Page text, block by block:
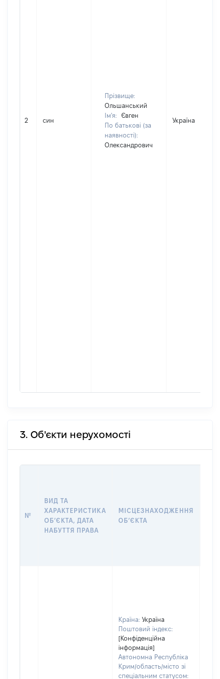
2 син
Прізвище:
Ольшанський
Ім'я:
Євген
По батькові (за
наявності):
Олександрович
Україна
3. Об'єкти нерухомості
№
ВИД ТА
ХАРАКТЕРИСТИКА
ОБʼЄКТА, ДАТА
НАБУТТЯ ПРАВА
МІСЦЕЗНАХОДЖЕННЯ
ОБʼЄКТА
Країна: Україна
Поштовий індекс:
[Конфіденційна
інформація]
Автономна Республіка
Крим/область/місто зі
спеціальним статусом: